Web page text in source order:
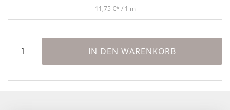
11,75 € / 1 m
IN DEN WARENKORB